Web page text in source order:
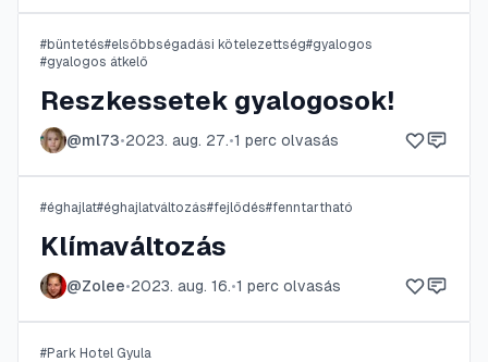
#büntetés#elsőbbségadási kötelezettség#gyalogos
#gyalogos átkelő
Reszkessetek gyalogosok!
@ml73•2023. aug. 27.•1 perc olvasás
#éghajlat#éghajlatváltozás#fejlődés#fenntartható
Klímaváltozás
@Zolee•2023. aug. 16.•1 perc olvasás
#Park Hotel Gyula